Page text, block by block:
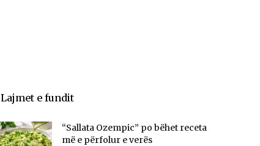
Lajmet e fundit
“Sallata Ozempic” po bëhet receta
më e përfolur e verës